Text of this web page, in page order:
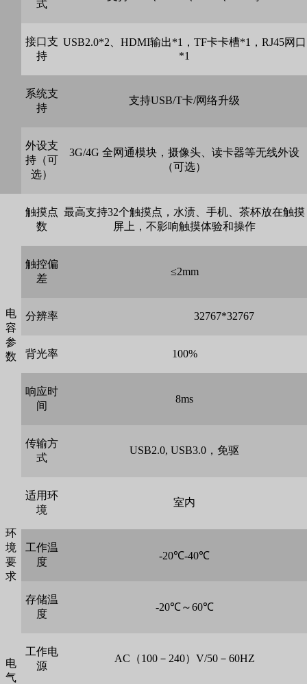
式
接口支
持
USB2.0*2、HDMI输出*1，TF卡卡槽*1，RJ45网口
*1
系统支
持
支持USB/T卡/网络升级
外设支
持（可
选）
3G/4G 全网通模块，摄像头、读卡器等无线外设
（可选）
电
容
参
数
触摸点
数
最高支持32个触摸点，水渍、手机、茶杯放在触摸
屏上，不影响触摸体验和操作
触控偏
差
≤2mm
分辨率 32767*32767
背光率 100%
响应时
间
8ms
传输方
式
USB2.0, USB3.0，免驱
环
境
要
求
适用环
境
室内
工作温
度
-20℃-40℃
存储温
度
-20℃～60℃
电
气
工作电
源
AC（100－240）V/50－60HZ